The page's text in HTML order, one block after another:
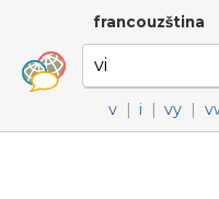
francouzština
v | i | vy |